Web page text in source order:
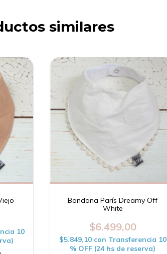
similares
10
Bandana París Dreamy Off
White
$6.499,00
$5.849,10 con Transferencia 10
% OFF (24 hs de reserva)